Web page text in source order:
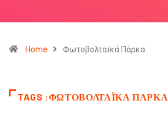
Home Φωτοβολταϊκά Πάρκα
TAGS :ΦΩΤΟΒΟΛΤΑΪΚΆ ΠΆΡΚΑ